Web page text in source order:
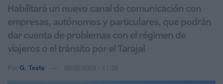
Habilitará un nuevo canal de comunicación con
empresas, autónomos y particulares, que podrán
dar cuenta de problemas con el régimen de
viajeros o el tránsito por el Tarajal
Por G. Testa 20/02/2023 - 11:35